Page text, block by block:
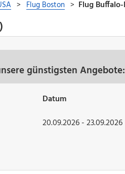
günstigsten Angebote:
Datum
20.09.2026 - 23.09.2026